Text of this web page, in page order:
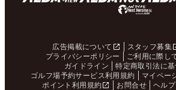
広告掲載について スタッフ募集
プライバシーポリシー
ご利用に際し
ガイドライン
特定商取引法に
ゴルフ場予約サービス利用規約
マイペー
ポイント利用規約
お問合せ ヘルプ